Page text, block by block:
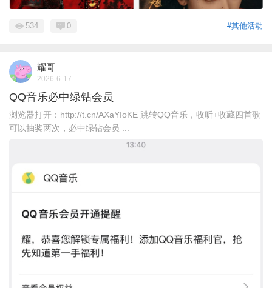
#其他活动
534 0
耀哥
2026-6-17
QQ音乐必中绿钻会员
浏览器打开：http://t.cn/AXaYIoKE 跳转QQ音乐，收听+收藏四首歌
可以抽奖两次，必中绿钻会员 ...